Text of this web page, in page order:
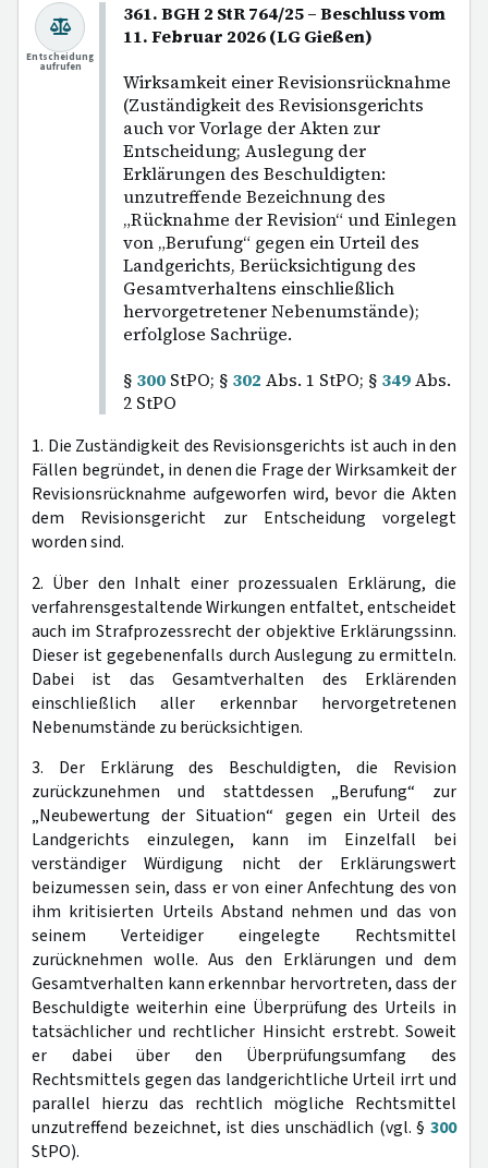
361. BGH 2 StR 764/25 – Beschluss vom
11. Februar 2026 (LG Gießen)
Wirksamkeit einer Revisionsrücknahme
(Zuständigkeit des Revisionsgerichts
auch vor Vorlage der Akten zur
Entscheidung; Auslegung der
Erklärungen des Beschuldigten:
unzutreffende Bezeichnung des
„Rücknahme der Revision“ und Einlegen
von „Berufung“ gegen ein Urteil des
Landgerichts, Berücksichtigung des
Gesamtverhaltens einschließlich
hervorgetretener Nebenumstände);
erfolglose Sachrüge.
§ 300 StPO; § 302 Abs. 1 StPO; § 349Abs.
2 StPO
Entscheidung
aufrufen
1. Die Zuständigkeit des Revisionsgerichts ist auch in den
Fällen begründet, in denen die Frage der Wirksamkeit der
Revisionsrücknahme aufgeworfen wird, bevor die Akten
dem Revisionsgericht zur Entscheidung vorgelegt
worden sind.
2. Über den Inhalt einer prozessualen Erklärung, die
verfahrensgestaltende Wirkungen entfaltet, entscheidet
auch im Strafprozessrecht der objektive Erklärungssinn.
Dieser ist gegebenenfalls durch Auslegung zu ermitteln.
Dabei ist das Gesamtverhalten des Erklärenden
einschließlich aller erkennbar hervorgetretenen
Nebenumstände zu berücksichtigen.
3. Der Erklärung des Beschuldigten, die Revision
zurückzunehmen und stattdessen „Berufung“ zur
„Neubewertung der Situation“ gegen ein Urteil des
Landgerichts einzulegen, kann im Einzelfall bei
verständiger Würdigung nicht der Erklärungswert
beizumessen sein, dass er von einer Anfechtung des von
ihm kritisierten Urteils Abstand nehmen und das von
seinem Verteidiger eingelegte Rechtsmittel
zurücknehmen wolle. Aus den Erklärungen und dem
Gesamtverhalten kann erkennbar hervortreten, dass der
Beschuldigte weiterhin eine Überprüfung des Urteils in
tatsächlicher und rechtlicher Hinsicht erstrebt. Soweit
er dabei über den Überprüfungsumfang des
Rechtsmittels gegen das landgerichtliche Urteil irrt und
parallel hierzu das rechtlich mögliche Rechtsmittel
unzutreffend bezeichnet, ist dies unschädlich (vgl. § 300
StPO).